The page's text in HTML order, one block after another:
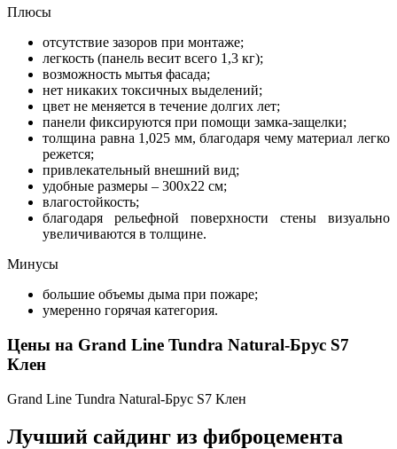
Плюсы
отсутствие зазоров при монтаже;
легкость (панель весит всего 1,3 кг);
возможность мытья фасада;
нет никаких токсичных выделений;
цвет не меняется в течение долгих лет;
панели фиксируются при помощи замка-защелки;
толщина равна 1,025 мм, благодаря чему материал легко
режется;
привлекательный внешний вид;
удобные размеры – 300х22 см;
влагостойкость;
благодаря рельефной поверхности стены визуально
увеличиваются в толщине.
Минусы
большие объемы дыма при пожаре;
умеренно горячая категория.
Цены на Grand Line Tundra Natural-Брус S7
Клен
Grand Line Tundra Natural-Брус S7 Клен
Лучший сайдинг из фиброцемента